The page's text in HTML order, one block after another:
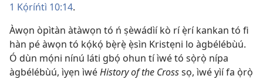
1 Kọ́ríńtì 10:14.
Àwọn òpìtàn àtàwọn tó ń ṣèwádìí kò rí ẹ̀rí kankan tó fi
hàn pé àwọn tó kọ́kọ́ bẹ̀rẹ̀ ẹ̀sìn Kristẹni lo àgbélébùú.
Ó dùn mọ́ni nínú láti gbọ́ ohun tí ìwé tó sọ̀rọ̀ nípa
àgbélébùú, ìyẹn ìwéHistory of the Crosssọ, ìwé yìí fa ọ̀rọ̀